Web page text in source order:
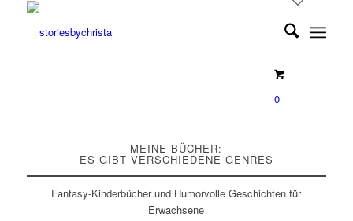
0
MEINE BÜCHER:
ES GIBT VERSCHIEDENE GENRES
Fantasy-Kinderbücher und Humorvolle Geschichten für
Erwachsene